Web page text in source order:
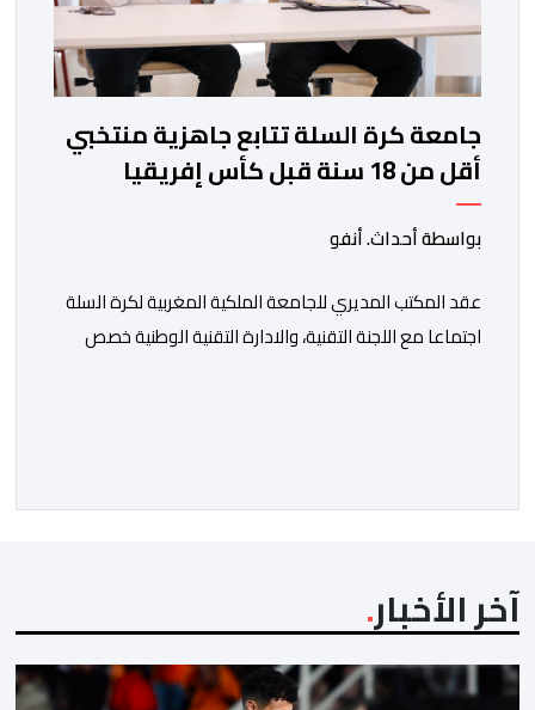
جامعة كرة السلة تتابع جاهزية منتخبي
أقل من 18 سنة قبل كأس إفريقيا
بواسطة أحداث. أنفو
عقد المكتب المديري للجامعة الملكية المغربية لكرة السلة
اجتماعا مع اللجنة التقنية، والادارة التقنية الوطنية خصص
من طرف اللجنة التقنية التي واكبت كل […]
آخر الأخبار